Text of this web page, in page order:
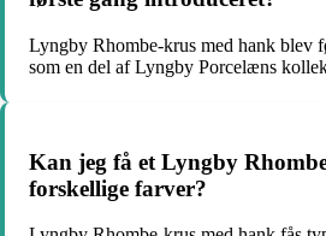
Lyngby Rhombe-krus med hank blev
som en del af Lyngby Porcelæns
Kan jeg få et Lyngby
forskellige farver?